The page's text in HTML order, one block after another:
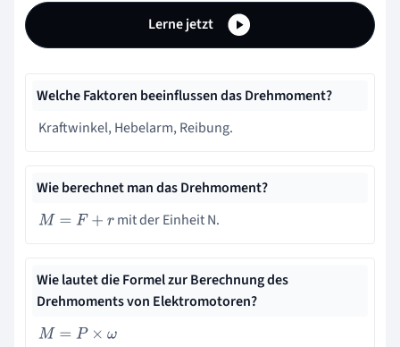
Lerne jetzt
Welche Faktoren beeinflussen das Drehmoment?
Kraftwinkel, Hebelarm, Reibung.
Wie berechnet man das Drehmoment?
M= F+r mit der Einheit N.
Wie lautet die Formel zur Berechnung des
Drehmoments von Elektromotoren?
M= P× ω